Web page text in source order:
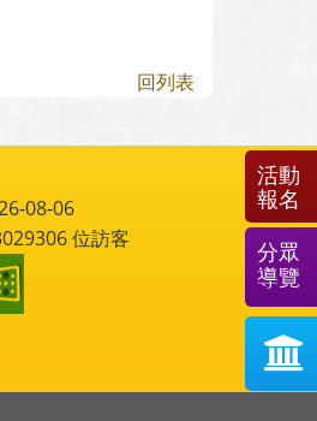
回列表
08-06
位訪客
活動
報名
分眾
導覽